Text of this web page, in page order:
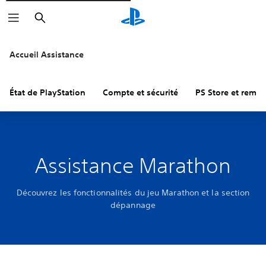
Rechercher
Accueil Assistance
État de PlayStation Compte et sécurité PS Store et
Assistance Marathon
Découvrez les fonctionnalités du jeu Marathon et la section
dépannage